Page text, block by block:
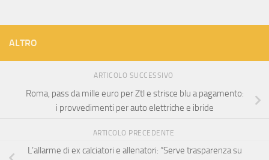
ALTRO
ARTICOLO SUCCESSIVO
Roma, pass da mille euro per Ztl e strisce blu a pagamento:
i provvedimenti per auto elettriche e ibride
ARTICOLO PRECEDENTE
L’allarme di ex calciatori e allenatori: “Serve trasparenza su